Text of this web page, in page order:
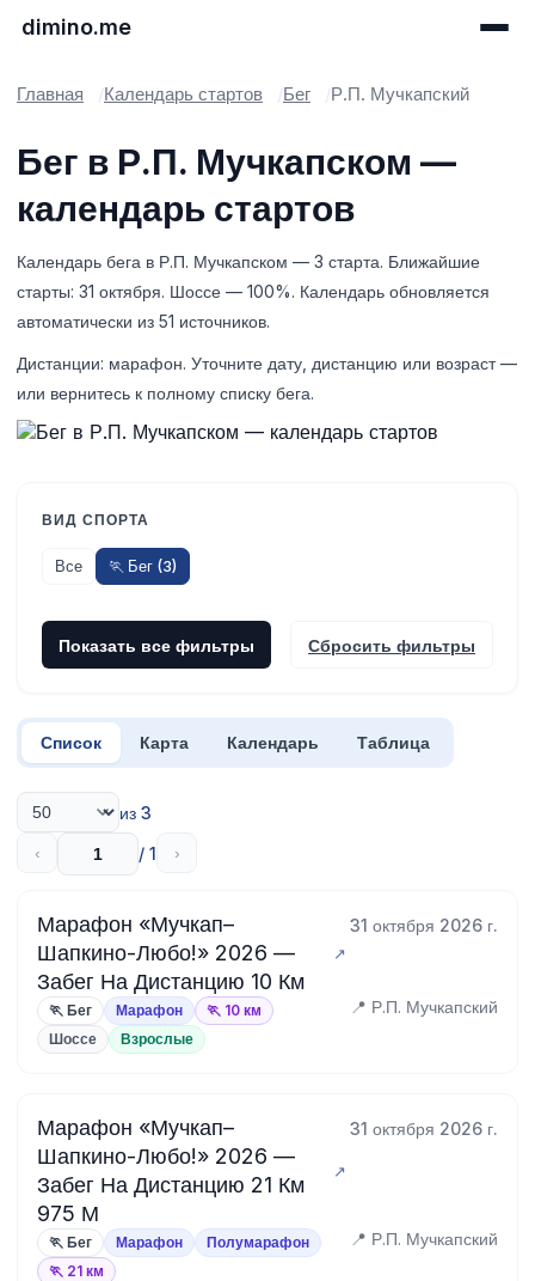
dimino.me
Главная Календарь стартов Бег Р.П. Мучкапский
Бег в Р.П. Мучкапском —
календарь стартов
Календарь бега в Р.П. Мучкапском — 3 старта. Ближайшие
старты: 31 октября. Шоссе — 100%. Календарь обновляется
автоматически из 51 источников.
Дистанции: марафон. Уточните дату, дистанцию или возраст —
или вернитесь к полному списку бега.
ВИД СПОРТА
Все 🏃 Бег (3)
Показать все фильтры Сбросить фильтры
Список Карта Календарь Таблица
из 3
‹ / 1 ›
Марафон «Мучкап–
Шапкино-Любо!» 2026 —
Забег На Дистанцию 10 Км
31 октября 2026 г.
🏃 Бег Марафон 🏃 10 км 📍 Р.П. Мучкапский
Шоссе Взрослые
Марафон «Мучкап–
Шапкино-Любо!» 2026 —
Забег На Дистанцию 21 Км
975 М
31 октября 2026 г.
🏃 Бег Марафон
Полумарафон
🏃 21 км
📍 Р.П. Мучкапский